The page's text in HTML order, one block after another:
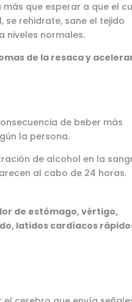
que esperar a que el
rehidrate, sane el tejido
niveles normales.
de la resaca y
de beber más
la persona.
de alcohol en la
al cabo de 24 horas.
de estómago, vértigo,
latidos cardíacos